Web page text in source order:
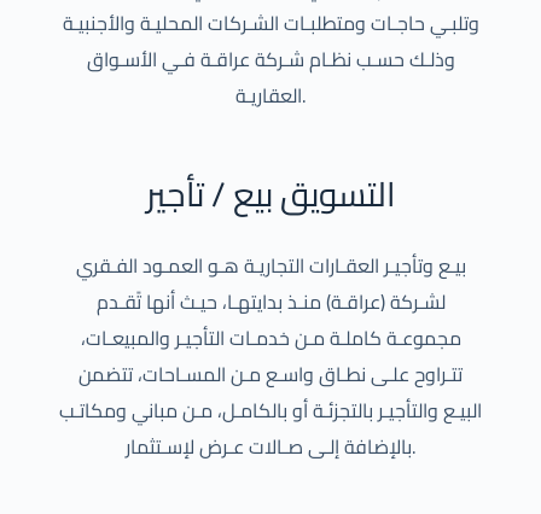
وتلبـي حاجـات ومتطلبـات الشـركات المحليـة والأجنبيـة
وذلـك حسـب نظـام شـركة عراقـة فـي الأسـواق
العقاريـة.
التسويق بيع / تأجير
بيـع وتأجيـر العقـارات التجاريـة هـو العمـود الفـقري
لشـركة (عراقـة) منـذ بدايتهـا، حيـث أنها تًقـدم
مجموعـة كاملـة مـن خدمـات التأجيـر والمبيعـات،
تتـراوح علـى نطـاق واسـع مـن المسـاحات، تتضمن
البيـع والتأجيـر بالتجزئـة أو بالكامـل، مـن مباني ومكاتـب
بالإضافة إلـى صـالات عـرض لإسـتثمار.